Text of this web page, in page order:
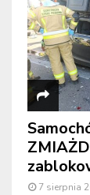
7 sierpnia